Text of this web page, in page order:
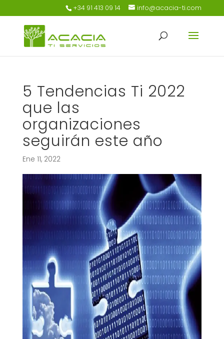
+34 91 413 09 14 info@acacia-ti.com
5 Tendencias Ti 2022
que las
organizaciones
seguirán este año
Ene 11, 2022